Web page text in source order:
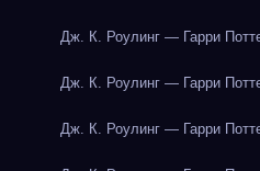
Дж. К. Роулинг — Гарри
Дж. К. Роулинг — Гарри
Дж. К. Роулинг — Гарри